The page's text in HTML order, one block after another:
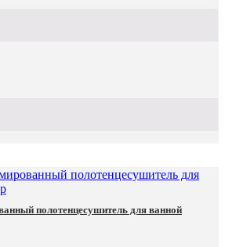
полотенцесушитель для ванной